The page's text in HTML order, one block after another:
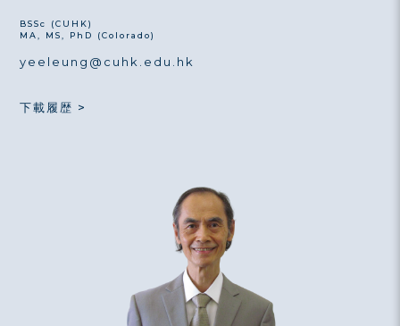
BSSc (CUHK)
MA, MS, PhD (Colorado)
yeeleung@cuhk.edu.hk
下載履歴 >